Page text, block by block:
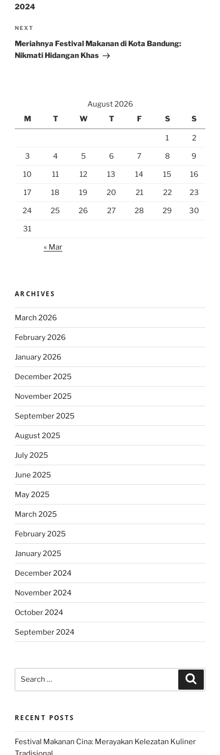
2024
Next
Post
NEXT
Meriahnya Festival Makanan di Kota Bandung:
Nikmati Hidangan Khas
August 2026
M
T W T F S S
1 2
3 4 5 6 7 8 9
10 11 12 13 14 15 16
17 18 19 20 21 22 23
24 25 26 27 28 29 30
31
« Mar
ARCHIVES
March 2026
February 2026
January 2026
December 2025
November 2025
September 2025
August 2025
July 2025
June 2025
May 2025
March 2025
February 2025
January 2025
December 2024
November 2024
October 2024
September 2024
RECENT POSTS
Festival Makanan Cina: Merayakan Kelezatan Kuliner